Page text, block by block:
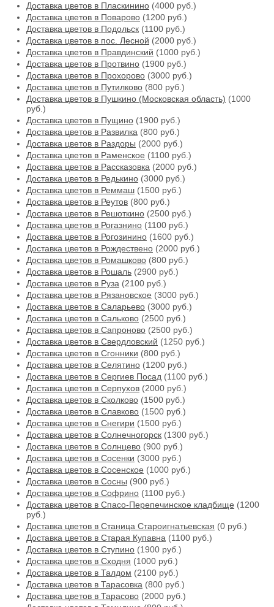
Доставка цветов в Пласкинино (4000 руб.)
Доставка цветов в Поварово (1200 руб.)
Доставка цветов в Подольск (1100 руб.)
Доставка цветов в пос. Лесной (2000 руб.)
Доставка цветов в Правдинский (1000 руб.)
Доставка цветов в Протвино (1900 руб.)
Доставка цветов в Прохорово (3000 руб.)
Доставка цветов в Путилково (800 руб.)
Доставка цветов в Пушкино (Московская область) (1000
руб.)
Доставка цветов в Пущино (1900 руб.)
Доставка цветов в Развилка (800 руб.)
Доставка цветов в Раздоры (2000 руб.)
Доставка цветов в Раменское (1100 руб.)
Доставка цветов в Рассказовка (2000 руб.)
Доставка цветов в Редькино (3000 руб.)
Доставка цветов в Реммаш (1500 руб.)
Доставка цветов в Реутов (800 руб.)
Доставка цветов в Решоткино (2500 руб.)
Доставка цветов в Рогазнино (1100 руб.)
Доставка цветов в Рогозинино (1600 руб.)
Доставка цветов в Рождествено (2000 руб.)
Доставка цветов в Ромашково (800 руб.)
Доставка цветов в Рошаль (2900 руб.)
Доставка цветов в Руза (2100 руб.)
Доставка цветов в Рязановское (3000 руб.)
Доставка цветов в Саларьево (3000 руб.)
Доставка цветов в Сальково (2500 руб.)
Доставка цветов в Сапроново (2500 руб.)
Доставка цветов в Свердловский (1250 руб.)
Доставка цветов в Сгонники (800 руб.)
Доставка цветов в Селятино (1200 руб.)
Доставка цветов в Сергиев Посад (1100 руб.)
Доставка цветов в Серпухов (2000 руб.)
Доставка цветов в Сколково (1500 руб.)
Доставка цветов в Славково (1500 руб.)
Доставка цветов в Снегири (1500 руб.)
Доставка цветов в Солнечногорск (1300 руб.)
Доставка цветов в Солнцево (900 руб.)
Доставка цветов в Сосенки (3000 руб.)
Доставка цветов в Сосенское (1000 руб.)
Доставка цветов в Сосны (900 руб.)
Доставка цветов в Софрино (1100 руб.)
Доставка цветов в Спасо-Перепечинское кладбище (1200
руб.)
Доставка цветов в Станица Староигнатьевская (0 руб.)
Доставка цветов в Старая Купавна (1100 руб.)
Доставка цветов в Ступино (1900 руб.)
Доставка цветов в Сходня (1000 руб.)
Доставка цветов в Талдом (2100 руб.)
Доставка цветов в Тарасовка (800 руб.)
Доставка цветов в Тарасово (2000 руб.)